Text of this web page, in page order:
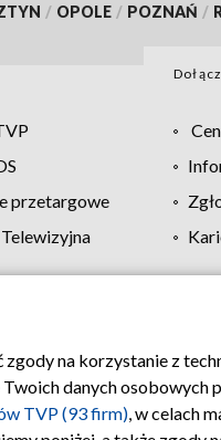
/ OPOLE / POZNAŃ /
przetargowe
Polityka prywatności
na korzystanie z
danych osobowych
TVP (93 firm), w celach